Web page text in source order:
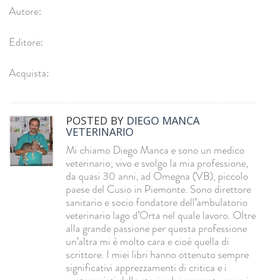
Autore:
Editore:
Acquista:
POSTED BY DIEGO MANCA
VETERINARIO
Mi chiamo Diego Manca e sono un medico
veterinario; vivo e svolgo la mia professione,
da quasi 30 anni, ad Omegna (VB), piccolo
paese del Cusio in Piemonte. Sono direttore
sanitario e socio fondatore dell’ambulatorio
veterinario lago d’Orta nel quale lavoro. Oltre
alla grande passione per questa professione
un’altra mi è molto cara e cioè quella di
scrittore. I miei libri hanno ottenuto sempre
significativi apprezzamenti di critica e i